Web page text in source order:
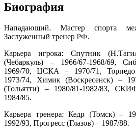
Биография
Нападающий. Мастер спорта
Заслуженный тренер РФ.
Карьера игрока: Спутник
(Чебаркуль) – 1966/67-1968/69,
1969/70, ЦСКА – 1970/71,
1973/74, Химик (Воскресенск) –
(Тольятти) – 1980/81-1982/83,
1984/85.
Карьера тренера: Кедр (Томск) –
1992/93, Прогресс (Глазов) – 1987/88.